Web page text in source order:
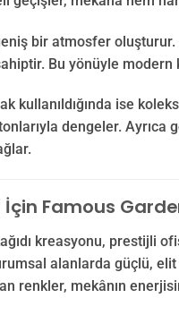
bir atmosfer oluşturur.
Bu yönüyle
kullanıldığında ise
dengeler. Ayrıca
Famous
kreasyonu, prestijli
alanlarda güçlü,
renkler, mekânın